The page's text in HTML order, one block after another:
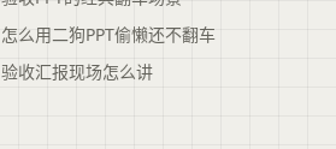
怎么用二狗PPT偷懒还不翻车
验收汇报现场怎么讲